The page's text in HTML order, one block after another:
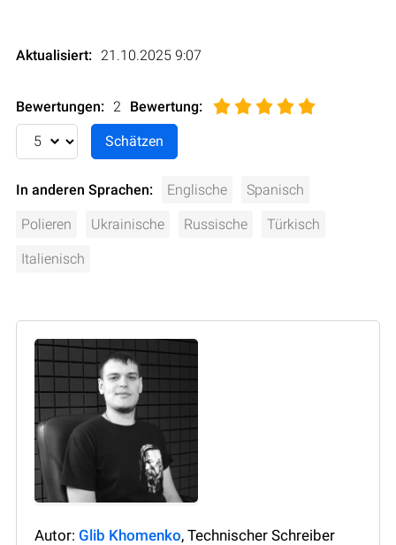
Aktualisiert: 21.10.2025 9:07
Bewertungen: 2 Bewertung:
In anderen Sprachen: Englische Spanisch
Polieren Ukrainische Russische Türkisch
Italienisch
Autor: Glib Khomenko, Technischer Schreiber